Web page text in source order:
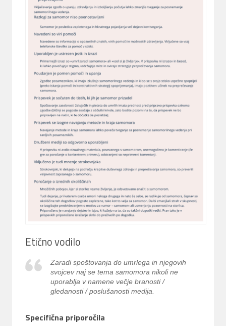
Etično vodilo
Zaradi spoštovanja do umrlega in njegovih
svojcev naj se tema samomora nikoli ne
uporablja v namene večje branosti /
gledanosti / poslušanosti medija.
Specifična priporočila